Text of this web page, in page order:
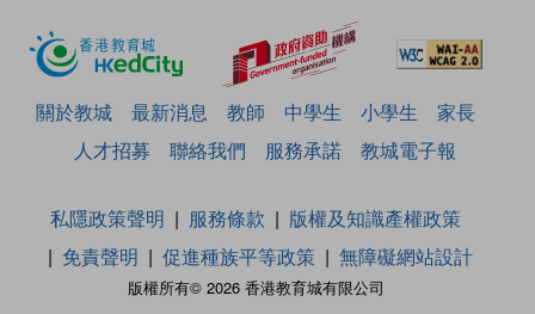
關於教城 最新消息 教師 中學生 小學生
家長
人才招募
聯絡我們 服務承諾 教城電子報
版權所有© 2026 香港教育城有限公司
私隱政策聲明 服務條款
版權及知識產權政策
免責聲明
促進種族平等政策 無障礙網站設計